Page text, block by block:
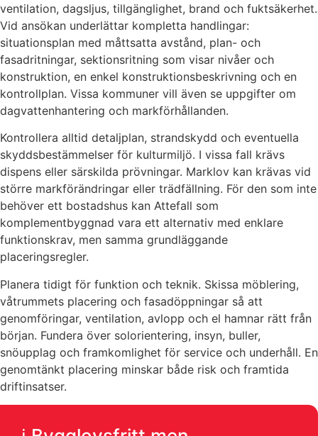
ventilation, dagsljus, tillgänglighet, brand och fuktsäkerhet.
Vid ansökan underlättar kompletta handlingar:
situationsplan med måttsatta avstånd, plan- och
fasadritningar, sektionsritning som visar nivåer och
konstruktion, en enkel konstruktionsbeskrivning och en
kontrollplan. Vissa kommuner vill även se uppgifter om
dagvattenhantering och markförhållanden.
Kontrollera alltid detaljplan, strandskydd och eventuella
skyddsbestämmelser för kulturmiljö. I vissa fall krävs
dispens eller särskilda prövningar. Marklov kan krävas vid
större markförändringar eller trädfällning. För den som inte
behöver ett bostadshus kan Attefall som
komplementbyggnad vara ett alternativ med enklare
funktionskrav, men samma grundläggande
placeringsregler.
Planera tidigt för funktion och teknik. Skissa möblering,
våtrummets placering och fasadöppningar så att
genomföringar, ventilation, avlopp och el hamnar rätt från
början. Fundera över solorientering, insyn, buller,
snöupplag och framkomlighet för service och underhåll. En
genomtänkt placering minskar både risk och framtida
driftinsatser.